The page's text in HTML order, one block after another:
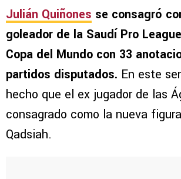
Julián Quiñones se consagró
goleador de la Saudí Pro
Copa del Mundo con 33
partidos disputados. En este
hecho que el ex jugador de las
consagrado como la nueva
Qadsiah.